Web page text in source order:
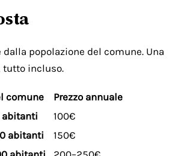
popolazione del comune. Una
tutto incluso.
comune
Prezzo annuale
abitanti
100€
abitanti
150€